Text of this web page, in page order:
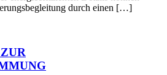
durch einen […]